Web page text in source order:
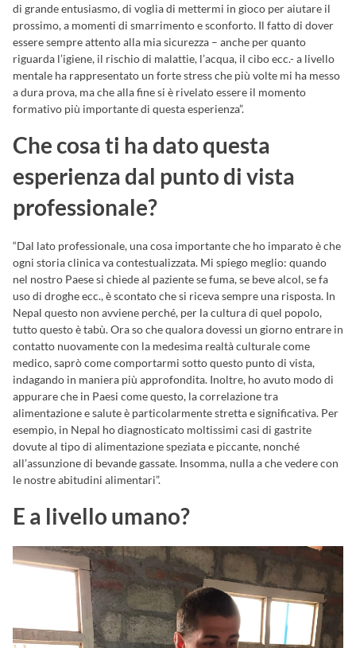
di grande entusiasmo, di voglia di mettermi in gioco per aiutare il
prossimo, a momenti di smarrimento e sconforto. Il fatto di dover
essere sempre attento alla mia sicurezza – anche per quanto
riguarda l’igiene, il rischio di malattie, l’acqua, il cibo ecc.- a livello
mentale ha rappresentato un forte stress che più volte mi ha messo
a dura prova, ma che alla fine si è rivelato essere il momento
formativo più importante di questa esperienza”.
Che cosa ti ha dato questa
esperienza dal punto di vista
professionale?
“Dal lato professionale, una cosa importante che ho imparato è che
ogni storia clinica va contestualizzata. Mi spiego meglio: quando
nel nostro Paese si chiede al paziente se fuma, se beve alcol, se fa
uso di droghe ecc., è scontato che si riceva sempre una risposta. In
Nepal questo non avviene perché, per la cultura di quel popolo,
tutto questo è tabù. Ora so che qualora dovessi un giorno entrare in
contatto nuovamente con la medesima realtà culturale come
medico, saprò come comportarmi sotto questo punto di vista,
indagando in maniera più approfondita. Inoltre, ho avuto modo di
appurare che in Paesi come questo, la correlazione tra
alimentazione e salute è particolarmente stretta e significativa. Per
esempio, in Nepal ho diagnosticato moltissimi casi di gastrite
dovute al tipo di alimentazione speziata e piccante, nonché
all’assunzione di bevande gassate. Insomma, nulla a che vedere con
le nostre abitudini alimentari”.
E a livello umano?